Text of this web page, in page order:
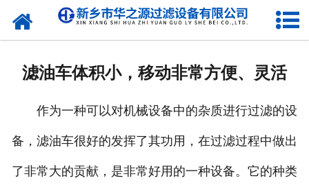
网站首页
滤油车体积小，移动非常方便、灵活
作为一种可以对机械设备中的杂质进行过滤的设
备，滤油车很好的发挥了其功用，在过滤过程中做出
了非常大的贡献，是非常好用的一种设备。它的种类